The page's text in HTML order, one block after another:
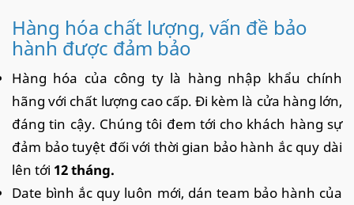
Hàng hóa chất lượng, vấn đề bảo
hành được đảm bảo
Hàng hóa của công ty là hàng nhập khẩu chính
hãng với chất lượng cao cấp. Đi kèm là cửa hàng lớn,
đáng tin cậy. Chúng tôi đem tới cho khách hàng sự
đảm bảo tuyệt đối với thời gian bảo hành ắc quy dài
lên tới 12 tháng.
Date bình ắc quy luôn mới, dán team bảo hành của